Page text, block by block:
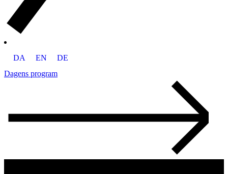
DA EN
DE
Dagens program